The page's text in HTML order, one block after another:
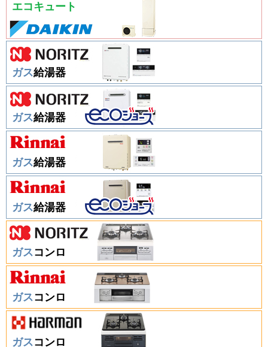
エコキュート
ガス給湯器
ガス給湯器
ガス給湯器
ガス給湯器
ガスコンロ
ガスコンロ
ガスコンロ